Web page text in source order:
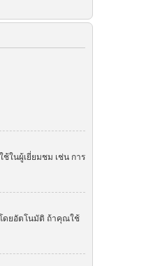
ในผู้เยี่ยมชม เช่น การ
ดยอัตโนมัติ ถ้าคุณใช้